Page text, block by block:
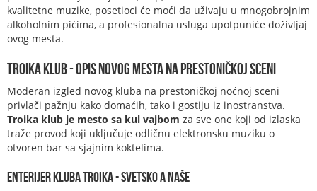
kvalitetne muzike, posetioci će moći da uživaju u mnogobrojnim
alkoholnim pićima, a profesionalna usluga upotpuniće doživljaj
ovog mesta.
Troika klub - opis novog mesta na prestoničkoj sceni
Moderan izgled novog kluba na prestoničkoj noćnoj sceni
privlači pažnju kako domaćih, tako i gostiju iz inostranstva.
Troika klub je mesto sa kul vajbom za sve one koji od izlaska
traže provod koji uključuje odličnu elektronsku muziku o
otvoren bar sa sjajnim koktelima.
Enterijer kluba Troika - svetsko a naše